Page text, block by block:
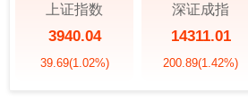
上证指数
3940.04
39.69(1.02%)
深证成指
14311.01
200.89(1.42%)